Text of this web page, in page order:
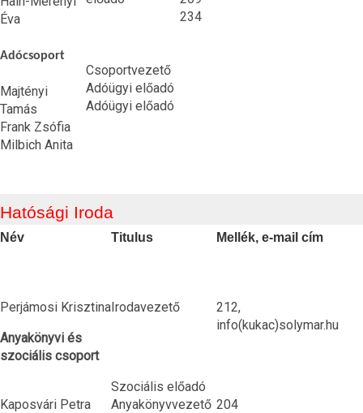
Éva
Adócsoport
Majtényi
Tamás
Frank Zsófia
Milbich Anita
Csoportvezető
Adóügyi előadó
Adóügyi előadó
234
Hatósági Iroda
Név Titulus Mellék, e-mail cím
Perjámosi Krisztina
Anyakönyvi és
szociális csoport
Kaposvári Petra
Irodavezető
Szociális előadó
Anyakönyvvezető
212,
info(kukac)solymar.hu
204